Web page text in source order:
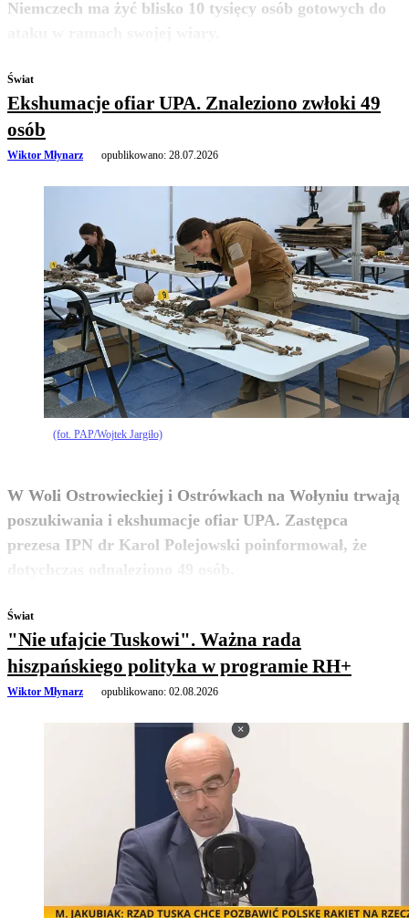
Niemczech ma żyć blisko 10 tysięcy osób gotowych do
zobacz więcej
Świat
Ekshumacje ofiar UPA. Znaleziono zwłoki 49
osób
Wiktor Młynarz opublikowano: 28.07.2026
(fot. PAP/Wojtek Jargiło)
W Woli Ostrowieckiej i Ostrówkach na Wołyniu trwają
poszukiwania i ekshumacje ofiar UPA. Zastępca
prezesa IPN dr Karol Polejowski poinformował, że
dotychczas odnaleziono 49 osób.
zobacz więcej
Świat
"Nie ufajcie Tuskowi". Ważna rada
hiszpańskiego polityka w programie RH+
Wiktor Młynarz opublikowano: 02.08.2026